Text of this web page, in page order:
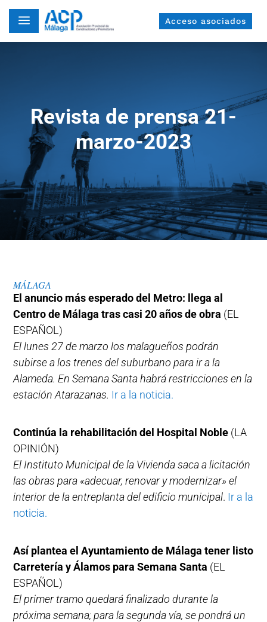
a Acceso asociados
Revista de prensa 21-
marzo-2023
MÁLAGA
El anuncio más esperado del Metro: llega al
Centro de Málaga tras casi 20 años de obra (EL
ESPAÑOL)
El lunes 27 de marzo los malagueños podrán
subirse a los trenes del suburbano para ir a la
Alameda. En Semana Santa habrá restricciones en la
estación Atarazanas. Ir a la noticia.
Continúa la rehabilitación del Hospital Noble (LA
OPINIÓN)
El Instituto Municipal de la Vivienda saca a licitación
las obras para «adecuar, renovar y modernizar» el
interior de la entreplanta del edificio municipal. Ir a la
noticia.
Así plantea el Ayuntamiento de Málaga tener listo
Carretería y Álamos para Semana Santa (EL
ESPAÑOL)
El primer tramo quedará finalizado durante la
próxima semana; para la segunda vía, se pondrá un